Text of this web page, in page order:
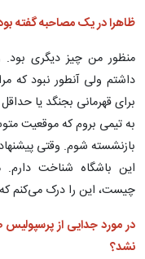
ظاهرا در یک مصاحبه‌ گفته
منظور من چیز دیگری بود.
داشتم ولی آنطور نبود که
برای قهرمانی بجنگد یا
به تیمی بروم که موقعیت
بازنشسته شوم. وقتی
این باشگاه شناخت
چیست، این را درک می‌کنم که
در مورد جدایی از
نشد؟